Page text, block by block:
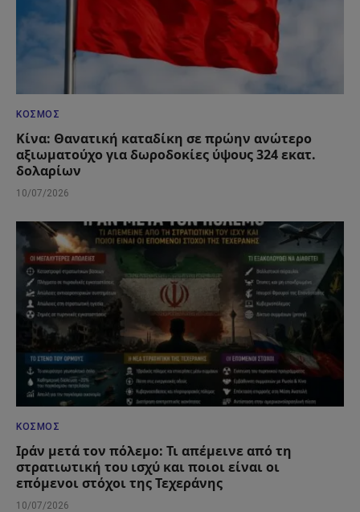
ΚΌΣΜΟΣ
Κίνα: Θανατική καταδίκη σε πρώην ανώτερο
αξιωματούχο για δωροδοκίες ύψους 324 εκατ.
δολαρίων
10/07/2026
ΚΌΣΜΟΣ
Ιράν μετά τον πόλεμο: Τι απέμεινε από τη
στρατιωτική του ισχύ και ποιοι είναι οι
επόμενοι στόχοι της Τεχεράνης
10/07/2026